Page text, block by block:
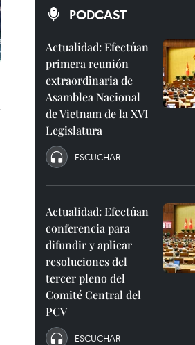
PODCAST
Actualidad: Efectúan
primera reunión
extraordinaria de
Asamblea Nacional
de Vietnam de la XVI
Legislatura
ESCUCHAR
Actualidad: Efectúan
conferencia para
difundir y aplicar
resoluciones del
tercer pleno del
Comité Central del
PCV
ESCUCHAR